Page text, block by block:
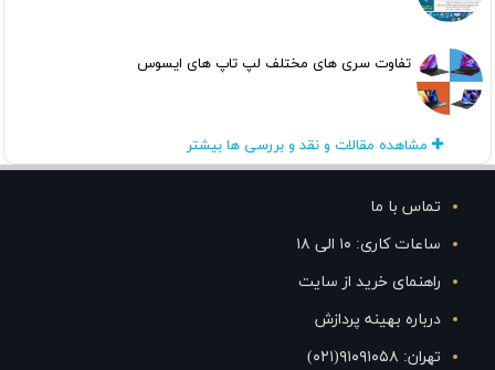
تفاوت سری های مختلف لپ تاپ های ایسوس
مشاهده مقالات و نقد و بررسی ها بیشتر
تماس با ما
ساعات کاری: ۱۰ الی ۱۸
راهنمای خرید از سایت
درباره بهینه پردازش
تهران: ۹۱۰۹۱۰۵۸(۰۲۱)